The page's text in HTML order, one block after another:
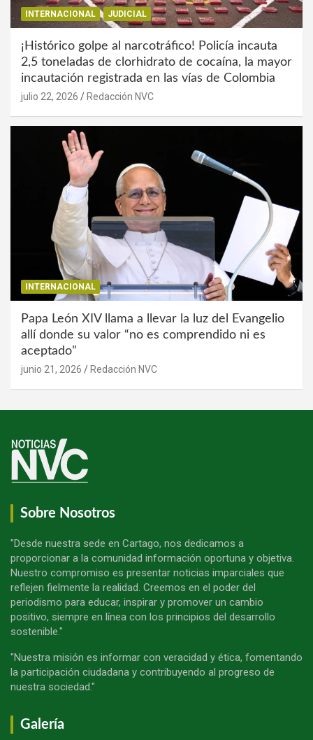
INTERNACIONAL JUDICIAL
¡Histórico golpe al narcotráfico! Policía incauta
2,5 toneladas de clorhidrato de cocaína, la mayor
incautación registrada en las vías de Colombia
julio 22, 2026 Redacción NVC
INTERNACIONAL
Papa León XIV llama a llevar la luz del Evangelio
allí donde su valor “no es comprendido ni es
aceptado”
junio 21, 2026 Redacción NVC
Sobre Nosotros
"Desde nuestra sede en Cartago, nos dedicamos a
proporcionar a la comunidad información oportuna y objetiva.
Nuestro compromiso es presentar noticias imparciales que
reflejen fielmente la realidad. Creemos en el poder del
periodismo para educar, inspirar y promover un cambio
positivo, siempre en línea con los principios del desarrollo
sostenible."
"Nuestra misión es informar con veracidad y ética, fomentando
la participación ciudadana y contribuyendo al progreso de
nuestra sociedad."
Galería